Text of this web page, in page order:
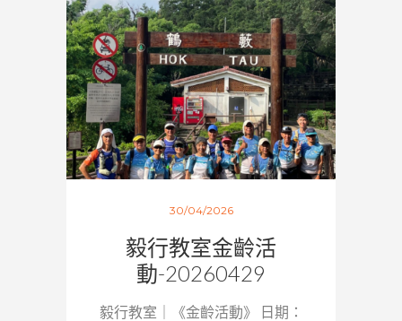
30/04/2026
毅行教室金齡活
動-20260429
毅行教室｜《金齡活動》 日期：